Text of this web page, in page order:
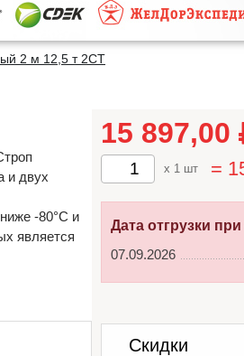
2 м 12,5 т 2СТ
и двух
-80°С и
является
15 897,00
x 1 шт =
Дата отгрузки
07.09.2026
Скидки